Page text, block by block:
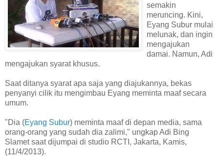
semakin
meruncing. Kini,
Eyang Subur mulai
melunak, dan ingin
mengajukan
damai. Namun, Adi
mengajukan syarat khusus.
Saat ditanya syarat apa saja yang diajukannya, bekas
penyanyi cilik itu mengimbau Eyang meminta maaf secara
umum.
"Dia (Eyang Subur) meminta maaf di depan media, sama
orang-orang yang sudah dia zalimi," ungkap Adi Bing
Slamet saat dijumpai di studio RCTI, Jakarta, Kamis,
(11/4/2013).